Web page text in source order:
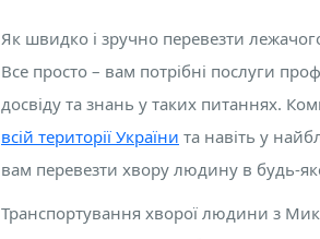
Як швидко і зручно перевезти
Все просто – вам потрібні послуги
досвіду та знань у таких питаннях.
всій території України та навіть у
вам перевезти хвору людину в будь-
Транспортування хворої людини з